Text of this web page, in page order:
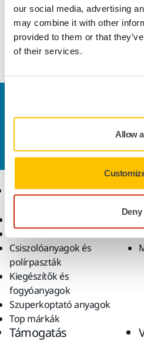
our social media, advertising
may combine it with other
provided to them or that
of their services.
Allow
Deny
Fémek köszörüléséhez,
acélhoz. Alacsony hőtermelés
köszönhetően.
Szeretne többet tudni?
és szakértő
válaszol kérdéseire.
Termékek
Csiszolóanyagok és
polírpaszták
Kiegészítők és
fogyóanyagok
Szuperkoptató anyagok
Top márkák
Támogatás